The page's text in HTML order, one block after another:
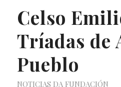
Celso
Tríadas de
Pueblo
NOTICIAS DA FUNDACIÓN